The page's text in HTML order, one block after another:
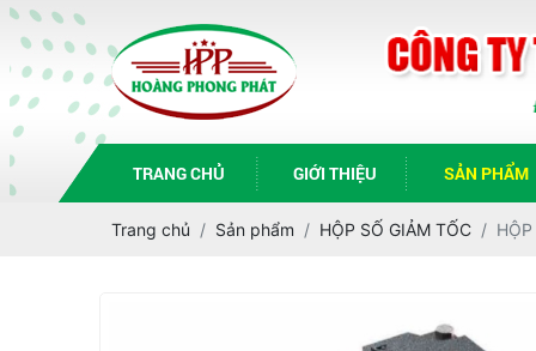
TRANG CHỦ GIỚI THIỆU SẢN PHẨM
Trang chủ Sản phẩm HỘP SỐ GIẢM TỐC